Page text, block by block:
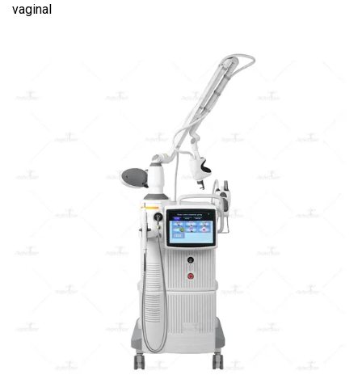
vaginal